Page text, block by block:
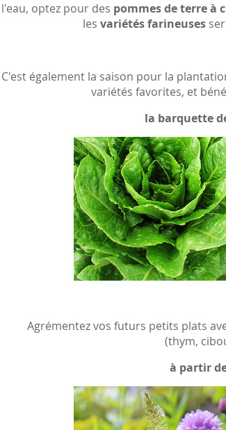
l'eau, optez pour des pommes de terre à
les variétés farineuses
C'est également la saison pour la
variétés favorites, et
la barquette
Agrémentez vos futurs petits plats
(thym,
à partir